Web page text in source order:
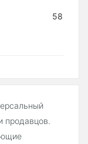
58 000
продавцов.